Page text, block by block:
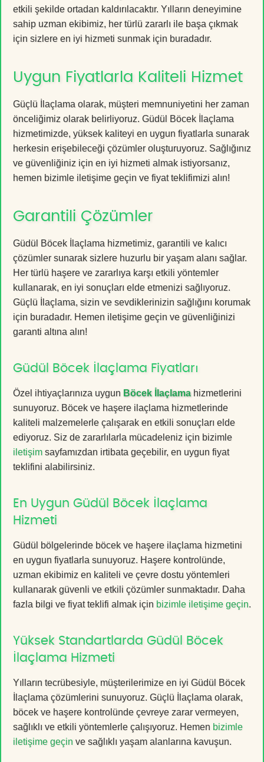
etkili şekilde ortadan kaldırılacaktır. Yılların deneyimine
sahip uzman ekibimiz, her türlü zararlı ile başa çıkmak
için sizlere en iyi hizmeti sunmak için buradadır.
Uygun Fiyatlarla Kaliteli Hizmet
Güçlü İlaçlama olarak, müşteri memnuniyetini her zaman
önceliğimiz olarak belirliyoruz. Güdül Böcek İlaçlama
hizmetimizde, yüksek kaliteyi en uygun fiyatlarla sunarak
herkesin erişebileceği çözümler oluşturuyoruz. Sağlığınız
ve güvenliğiniz için en iyi hizmeti almak istiyorsanız,
hemen bizimle iletişime geçin ve fiyat teklifimizi alın!
Garantili Çözümler
Güdül Böcek İlaçlama hizmetimiz, garantili ve kalıcı
çözümler sunarak sizlere huzurlu bir yaşam alanı sağlar.
Her türlü haşere ve zararlıya karşı etkili yöntemler
kullanarak, en iyi sonuçları elde etmenizi sağlıyoruz.
Güçlü İlaçlama, sizin ve sevdiklerinizin sağlığını korumak
için buradadır. Hemen iletişime geçin ve güvenliğinizi
garanti altına alın!
Güdül Böcek İlaçlama Fiyatları
Özel ihtiyaçlarınıza uygun Böcek İlaçlamahizmetlerini
sunuyoruz. Böcek ve haşere ilaçlama hizmetlerinde
kaliteli malzemelerle çalışarak en etkili sonuçları elde
ediyoruz. Siz de zararlılarla mücadeleniz için bizimle
iletişim sayfamızdan irtibata geçebilir, en uygun fiyat
teklifini alabilirsiniz.
En Uygun Güdül Böcek İlaçlama
Hizmeti
Güdül bölgelerinde böcek ve haşere ilaçlama hizmetini
en uygun fiyatlarla sunuyoruz. Haşere kontrolünde,
uzman ekibimiz en kaliteli ve çevre dostu yöntemleri
kullanarak güvenli ve etkili çözümler sunmaktadır. Daha
fazla bilgi ve fiyat teklifi almak için bizimle iletişime geçin.
Yüksek Standartlarda Güdül Böcek
İlaçlama Hizmeti
Yılların tecrübesiyle, müşterilerimize en iyi Güdül Böcek
İlaçlama çözümlerini sunuyoruz. Güçlü İlaçlama olarak,
böcek ve haşere kontrolünde çevreye zarar vermeyen,
sağlıklı ve etkili yöntemlerle çalışıyoruz. Hemen bizimle
iletişime geçin ve sağlıklı yaşam alanlarına kavuşun.